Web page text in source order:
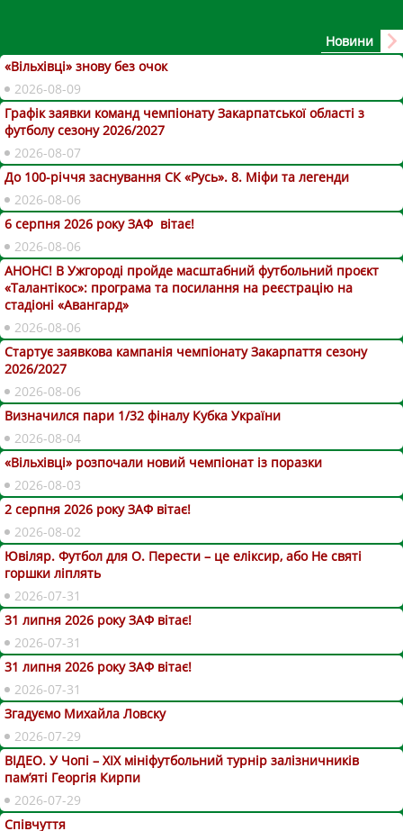
Новини
«Вільхівці» знову без очок
2026-08-09
Графік заявки команд чемпіонату Закарпатської області з
футболу сезону 2026/2027
2026-08-07
До 100-річчя заснування СК «Русь». 8. Міфи та легенди
2026-08-06
6 серпня 2026 року ЗАФ вітає!
2026-08-06
АНОНС! В Ужгороді пройде масштабний футбольний проєкт
«Талантікос»: програма та посилання на реєстрацію на
стадіоні «Авангард»
2026-08-06
Стартує заявкова кампанія чемпіонату Закарпаття сезону
2026/2027
2026-08-06
Визначился пари 1/32 фіналу Кубка України
2026-08-04
«Вільхівці» розпочали новий чемпіонат із поразки
2026-08-03
2 серпня 2026 року ЗАФ вітає!
2026-08-02
Ювіляр. Футбол для О. Перести – це еліксир, або Не святі
горшки ліплять
2026-07-31
31 липня 2026 року ЗАФ вітає!
2026-07-31
31 липня 2026 року ЗАФ вітає!
2026-07-31
Згадуємо Михайла Ловску
2026-07-29
ВІДЕО. У Чопі – ХІХ мініфутбольний турнір залізничників
пам’яті Георгія Кирпи
2026-07-29
Співчуття